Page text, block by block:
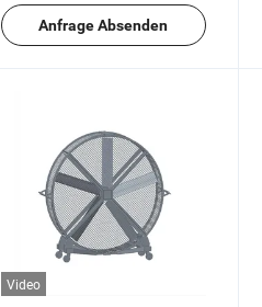
Anfrage Absenden
Video